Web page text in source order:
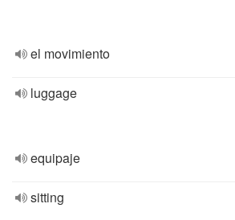
el movimiento
luggage
equipaje
sitting